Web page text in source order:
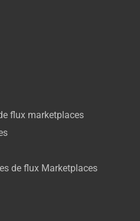
flux marketplaces
de flux Marketplaces